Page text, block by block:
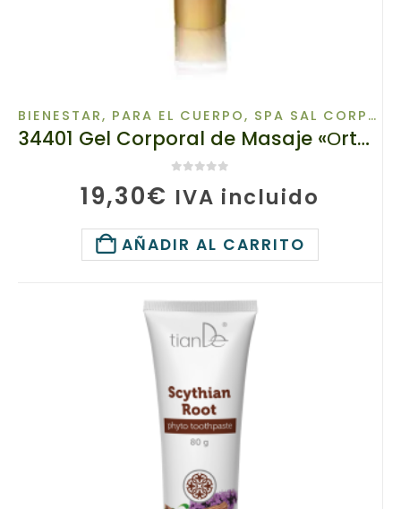
BIENESTAR, PARA EL CUERPO, SPA SAL CORPORAL
34401 Gel Corporal de Masaje «Оrthophyt» Altai Sacro TIANDE 125 ml
19,30€ IVA incluido
AÑADIR AL CARRITO